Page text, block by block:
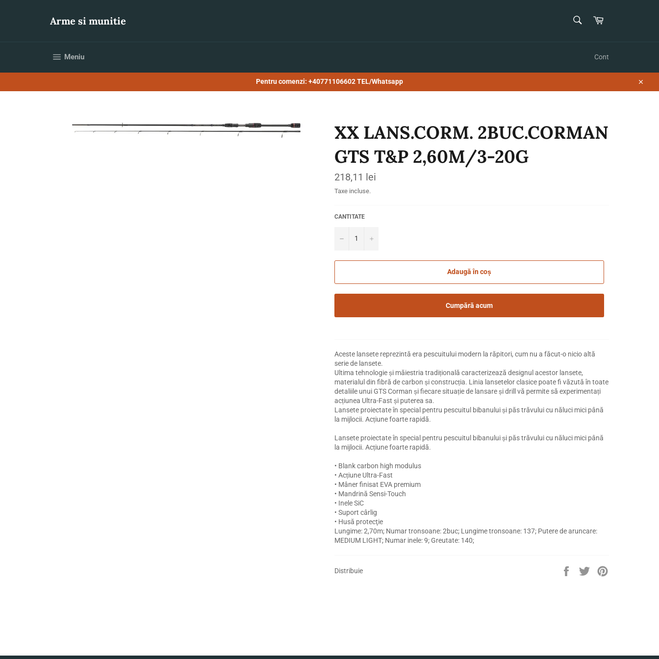
Arme si munitie Coș
MeniuNavigare pe site Cont
Pentru comenzi: +40771106602 TEL/Whatsapp
XX LANS.CORM. 2BUC.CORMAN
GTS T&P 2,60M/3-20G
Preț
obișnuit
218,11 lei
Taxe incluse.
CANTITATE
− +
Adaugă în coș
Cumpără acum
Aceste lansete reprezintă era pescuitului modern la răpitori, cum nu a făcut-o nicio altă
serie de lansete.
Ultima tehnologie și măiestria tradițională caracterizează designul acestor lansete,
materialul din fibră de carbon și construcția. Linia lansetelor clasice poate fi văzută în toate
detaliile unui GTS Corman și fiecare situație de lansare și drill vă permite să experimentați
acțiunea Ultra-Fast și puterea sa.
Lansete proiectate în special pentru pescuitul bibanului și păs trăvului cu năluci mici până
la mijlocii. Acțiune foarte rapidă.
Lansete proiectate în special pentru pescuitul bibanului și păs trăvului cu năluci mici până
la mijlocii. Acțiune foarte rapidă.
• Blank carbon high modulus
• Acțiune Ultra-Fast
• Mâner finisat EVA premium
• Mandrină Sensi-Touch
• Inele SiC
• Suport cârlig
• Husă protecţie
Lungime: 2,70m; Numar tronsoane: 2buc; Lungime tronsoane: 137; Putere de aruncare:
MEDIUM LIGHT; Numar inele: 9; Greutate: 140;
Distribuie
DistribuieTrimite
Tweet